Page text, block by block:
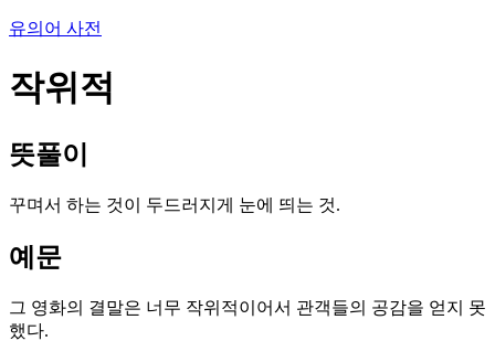
유의어 사전
작위적
뜻풀이
꾸며서 하는 것이 두드러지게 눈에 띄는 것.
예문
그 영화의 결말은 너무 작위적이어서 관객들의 공감을 얻지 못
했다.